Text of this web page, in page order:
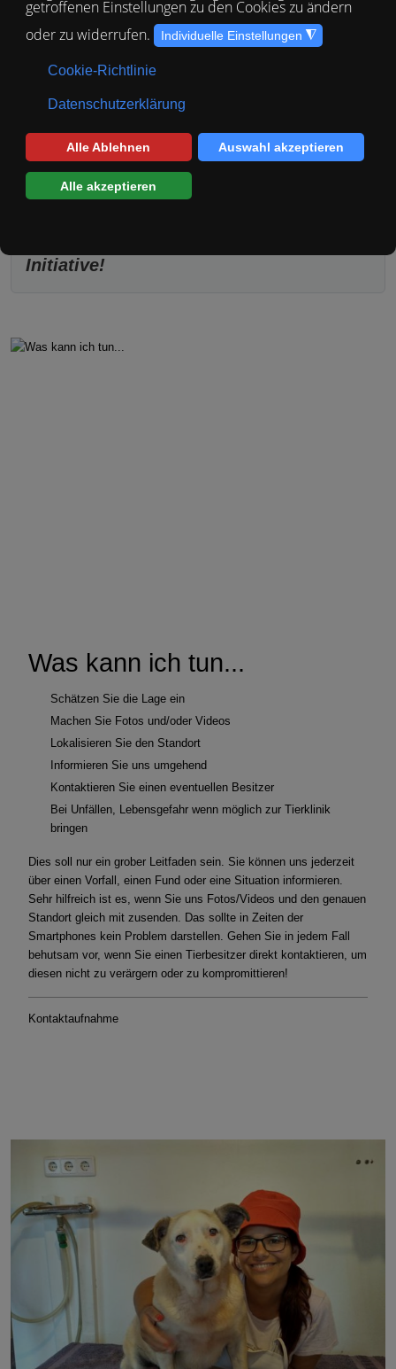
Plötzlich entdecken Sie einen Hund oder eine Katze. Sei es einsam und
verlassen festgekettet an einer Bananenplantage, streunend auf der
Straße oder in einem Holzverschlag an einem Wohnhaus. Wenn Sie
Gesundheitszustand ist oder qualvoll gehalten wird:
Das schlimmste das Sie tun können ist
nichts zu tun!
Initiative!
Was kann ich tun...
Schätzen Sie die Lage ein
Machen Sie Fotos und/oder Videos
Lokalisieren Sie den Standort
Informieren Sie uns umgehend
Kontaktieren Sie einen eventuellen Besitzer
Bei Unfällen, Lebensgefahr wenn möglich zur Tierklinik
bringen
Dies soll nur ein grober Leitfaden sein. Sie können uns jederzeit
über einen Vorfall, einen Fund oder eine Situation informieren.
Sehr hilfreich ist es, wenn Sie uns Fotos/Videos und den genauen
Standort gleich mit zusenden. Das sollte in Zeiten der
Smartphones kein Problem darstellen. Gehen Sie in jedem Fall
behutsam vor, wenn Sie einen Tierbesitzer direkt kontaktieren, um
diesen nicht zu verärgern oder zu kompromittieren!
Kontaktaufnahme